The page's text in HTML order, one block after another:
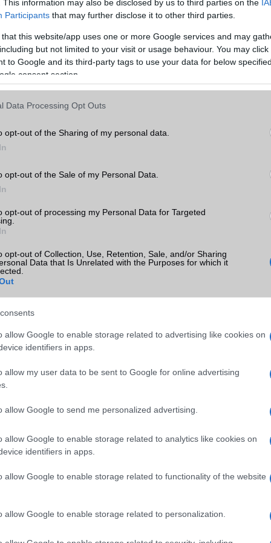
This information may also be disclosed by us to third parties on the
Participants that may further disclose it to other third parties.
that this website/app uses one or more Google services and may
but not limited to your visit or usage behaviour. You may
to Google and its third-party tags to use your data for below
consent section.
Data Processing Opt Outs
opt-out of the Sharing of my personal data.
opt-out of the Sale of my Personal Data.
opt-out of processing my Personal Data for Targeted
opt-out of Collection, Use, Retention, Sale, and/or Sharing
Data that Is Unrelated with the Purposes for which it
allow Google to enable storage related to advertising like cookies on
identifiers in apps.
allow my user data to be sent to Google for online advertising
allow Google to send me personalized advertising.
allow Google to enable storage related to analytics like cookies on
identifiers in apps.
allow Google to enable storage related to functionality of the website
allow Google to enable storage related to personalization.
Telefonkönyv db dinamikus
Min. memória 4 GB
ADATCSERE
MMS Nincs
Bluetooth v5,x
Wi-Fi (alap)g/b v5 (ac)
Wi-Fi extra
NFC Van
GPS
AKKUMULÁTOR